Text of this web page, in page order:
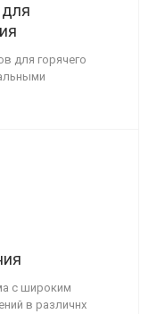
для горячего
с широким
в различнх